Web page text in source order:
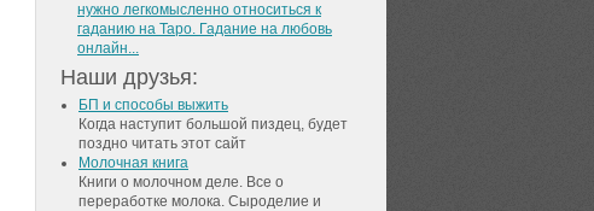
нужно легкомысленно относиться к
гаданию на Таро. Гадание на любовь
онлайн...
Наши друзья:
БП и способы выжить
Когда наступит большой пиздец, будет
поздно читать этот сайт
Молочная книга
Книги о молочном деле. Все о
переработке молока. Сыроделие и